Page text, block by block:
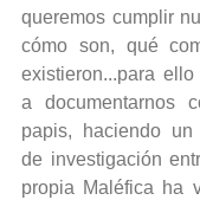
queremos cumplir
cómo son, qué
existieron...para
a documentarnos
papis, haciendo un
de investigación
propia Maléfica ha